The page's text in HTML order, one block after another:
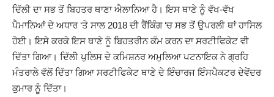
ਦਿੱਲੀ ਦਾ ਸਭ ਤੋਂ ਬਿਹਤਰ ਥਾਣਾ ਐਲਾਨਿਆ ਹੈ। ਇਸ ਥਾਣੇ ਨੂੰ ਵੱਖ-ਵੱਖ
ਪੈਮਾਨਿਆਂ ਦੇ ਅਧਾਰ ‘ਤੇ ਸਾਲ 2018 ਦੀ ਰੈਂਕਿੰਗ ‘ਚ ਸਭ ਤੋਂ ਉਪਰਲੀ ਥਾਂ ਹਾਸਿਲ
ਹੋਈ। ਇਸੇ ਕਰਕੇ ਇਸ ਥਾਣੇ ਨੂੰ ਬਿਹਤਰੀਨ ਕੰਮ ਕਰਨ ਦਾ ਸਰਟੀਫਿਕੇਟ ਵੀ
ਦਿੱਤਾ ਗਿਆ। ਦਿੱਲੀ ਪੁਲਿਸ ਦੇ ਕਮਿਸ਼ਨਰ ਅਮੁਲਿਆ ਪਟਨਾਇਕ ਨੇ ਗ੍ਰਹਿ
ਮੰਤਰਾਲੇ ਵੱਲੋਂ ਦਿੱਤਾ ਗਿਆ ਸਰਟੀਫਿਕੇਟ ਥਾਣੇ ਦੇ ਇੰਚਾਰਜ ਇੰਸਪੈਕਟਰ ਦੇਵੇਂਦਰ
ਕੁਮਾਰ ਨੂੰ ਦਿੱਤਾ।